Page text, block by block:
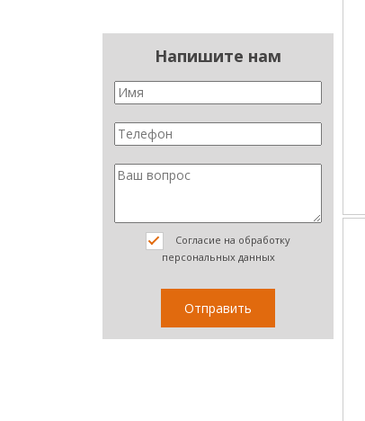
Напишите нам
Согласие на обработку
персональных данных